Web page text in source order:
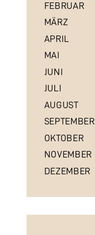
FEBRUAR
MÄRZ
APRIL
MAI
JUNI
JULI
AUGUST
SEPTEMBER
OKTOBER
NOVEMBER
DEZEMBER